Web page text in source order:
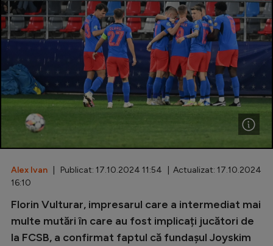
Echipa Națională
U21
Fotbal feminin
Special
Diverse
Clasamente
Champions League
Europa League
Alex Ivan | Publicat: 17.10.2024 11:54 | Actualizat: 17.10.2024
16:10
Florin Vulturar, impresarul care a intermediat mai
multe mutări în care au fost implicați jucători de
la FCSB, a confirmat faptul că fundașul Joyskim